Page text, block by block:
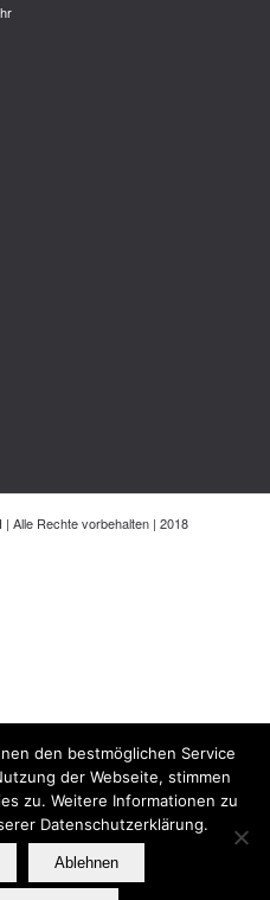
Alle Rechte vorbehalten | 2018
den bestmöglichen Service
der Webseite, stimmen
zu. Weitere Informationen zu
Datenschutzerklärung.
Ablehnen